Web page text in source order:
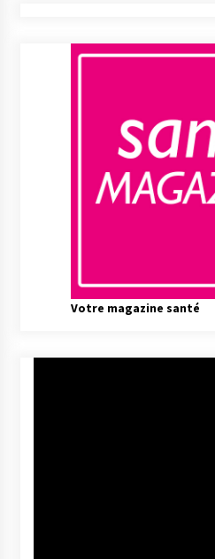
Votre magazine santé